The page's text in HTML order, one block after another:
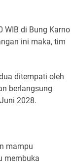
WIB di Bung Karno
ini maka, tim
ditempati oleh
berlangsung
2028.
mampu
membuka